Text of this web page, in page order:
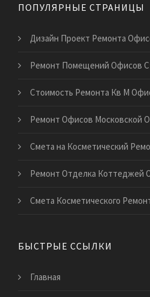
ПОПУЛЯРНЫЕ СТРАНИЦЫ
Дизайн Проект Ремонта
Ремонт Помещений Офисов
Стоимость Ремонта Кв М
Ремонт Офисов Московской
Смета на Косметический
Ремонт Отделка Коттеджей
Смета Косметического
БЫСТРЫЕ ССЫЛКИ
Главная